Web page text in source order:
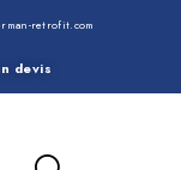
retrofit.com
devis